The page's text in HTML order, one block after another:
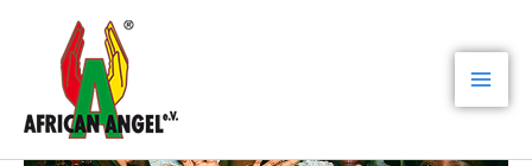
springen